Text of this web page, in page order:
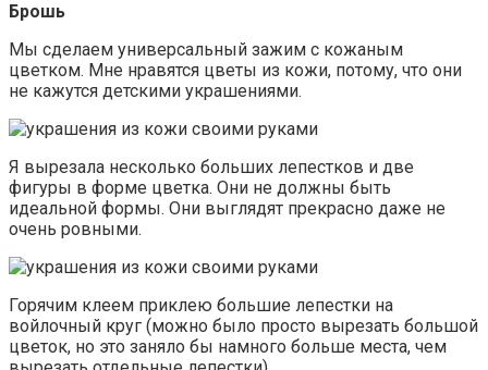
Брошь
Мы сделаем универсальный зажим с кожаным
цветком. Мне нравятся цветы из кожи, потому, что они
не кажутся детскими украшениями.
Я вырезала несколько больших лепестков и две
фигуры в форме цветка. Они не должны быть
идеальной формы. Они выглядят прекрасно даже не
очень ровными.
Горячим клеем приклею большие лепестки на
войлочный круг (можно было просто вырезать большой
цветок, но это заняло бы намного больше места, чем